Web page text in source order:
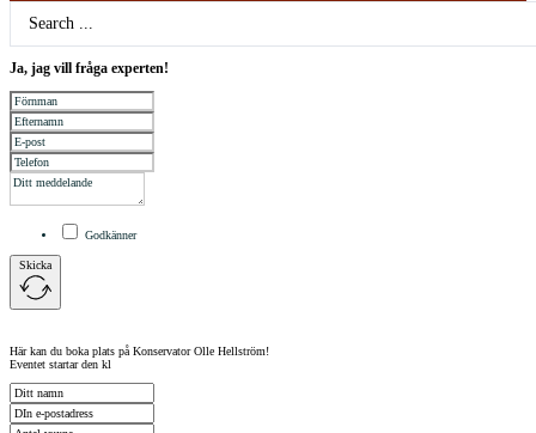
Ja, jag vill fråga experten!
Godkänner
Skicka
Här kan du boka plats på Konservator Olle Hellström!
Eventet startar den kl